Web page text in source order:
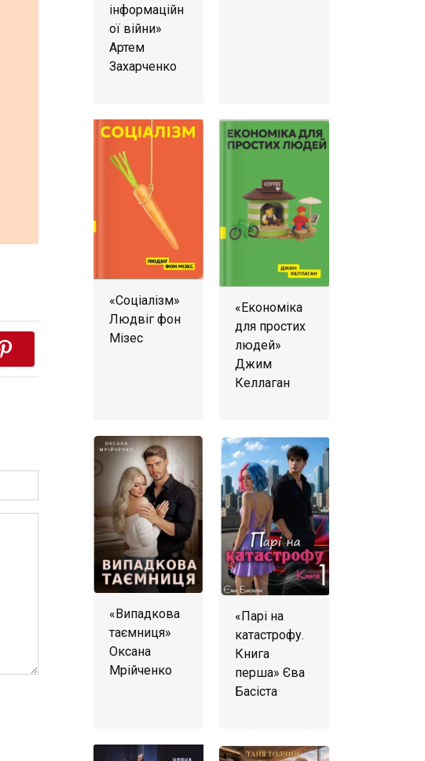
інформаційн
ої війни»
Артем
Захарченко
«Соціалізм»
Людвіг фон
Мізес
«Економіка
для простих
людей»
Джим
Келлаган
«Випадкова
таємниця»
Оксана
Мрійченко
«Парі на
катастрофу.
Книга
перша» Єва
Басіста